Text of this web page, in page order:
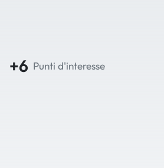
+6 Punti d'interesse